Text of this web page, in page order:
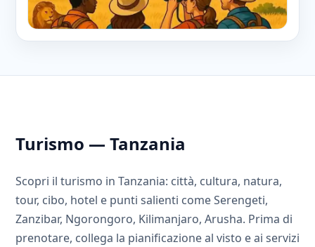
Turismo — Tanzania
Scopri il turismo in Tanzania: città, cultura, natura,
tour, cibo, hotel e punti salienti come Serengeti,
Zanzibar, Ngorongoro, Kilimanjaro, Arusha. Prima di
prenotare, collega la pianificazione al visto e ai servizi